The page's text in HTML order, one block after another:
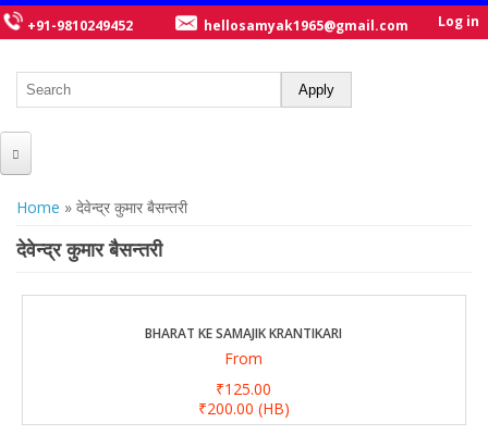
+91-9810249452 hellosamyak1965@gmail.com Log in
ABOUT US
You are here
Home » देवेन्द्र कुमार बैसन्तरी
देवेन्द्र कुमार बैसन्तरी
BHARAT KE SAMAJIK KRANTIKARI
From
₹125.00
₹200.00 (HB)